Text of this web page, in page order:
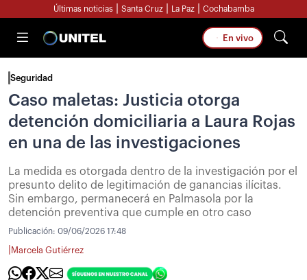
Últimas noticias Santa Cruz La Paz Cochabamba
En vivo
Seguridad
Caso maletas: Justicia otorga
detención domiciliaria a Laura Rojas
en una de las investigaciones
La medida es otorgada dentro de la investigación por el
presunto delito de legitimación de ganancias ilícitas.
Sin embargo, permanecerá en Palmasola por la
detención preventiva que cumple en otro caso
Publicación: 09/06/2026 17:48
Marcela Gutiérrez